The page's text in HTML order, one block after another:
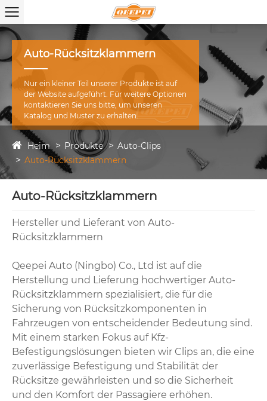
Auto-Rücksitzklammern
Nur ein kleiner Teil unserer Produkte ist auf
der Website aufgeführt. Für weitere Optionen
kontaktieren Sie uns bitte, um unseren
Katalog und Muster zu erhalten.
Heim Produkte
Auto-Clips
Auto-Rücksitzklammern
Auto-Rücksitzklammern
Hersteller und Lieferant von Auto-
Rücksitzklammern
Qeepei Auto (Ningbo) Co., Ltd ist auf die
Herstellung und Lieferung hochwertiger Auto-
Rücksitzklammern spezialisiert, die für die
Sicherung von Rücksitzkomponenten in
Fahrzeugen von entscheidender Bedeutung sind.
Mit einem starken Fokus auf Kfz-
Befestigungslösungen bieten wir Clips an, die eine
zuverlässige Befestigung und Stabilität der
Rücksitze gewährleisten und so die Sicherheit
und den Komfort der Passagiere erhöhen.